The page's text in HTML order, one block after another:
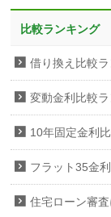
比較ランキング
借り換え比較
変動金利比較
10年固定金利
フラット35金
住宅ローン審